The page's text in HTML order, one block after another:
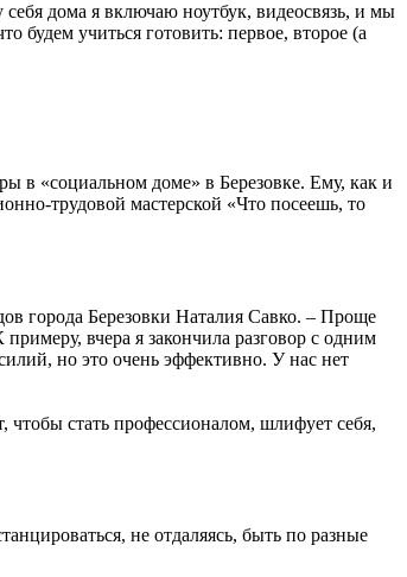
себя дома я включаю ноутбук, видеосвязь, и мы
будем учиться готовить: первое, второе (а
в «социальном доме» в Березовке. Ему, как и
трудовой мастерской «Что посеешь, то
города Березовки Наталия Савко. – Проще
вчера я закончила разговор с одним
но это очень эффективно. У нас нет
чтобы стать профессионалом, шлифует себя,
не отдаляясь, быть по разные